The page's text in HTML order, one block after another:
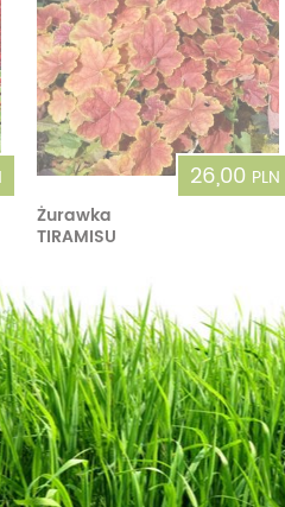
26,00 PLN
Żurawka
TIRAMISU